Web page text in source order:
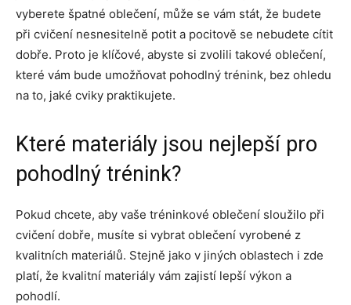
vyberete špatné oblečení, může se vám stát, že budete
při cvičení nesnesitelně potit a pocitově se nebudete cítit
dobře. Proto je klíčové, abyste si zvolili takové oblečení,
které vám bude umožňovat pohodlný trénink, bez ohledu
na to, jaké cviky praktikujete.
Které materiály jsou nejlepší pro
pohodlný trénink?
Pokud chcete, aby vaše tréninkové oblečení sloužilo při
cvičení dobře, musíte si vybrat oblečení vyrobené z
kvalitních materiálů. Stejně jako v jiných oblastech i zde
platí, že kvalitní materiály vám zajistí lepší výkon a
pohodlí.